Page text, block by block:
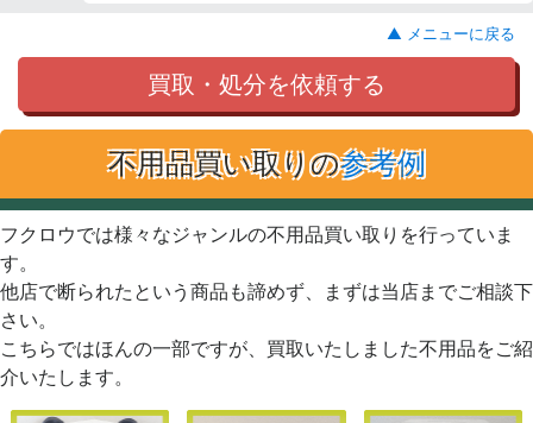
▲ メニューに戻る
買取・処分を依頼する
不用品買い取りの参考例
フクロウでは様々なジャンルの不用品買い取りを行っていま
す。
他店で断られたという商品も諦めず、まずは当店までご相談下
さい。
こちらではほんの一部ですが、買取いたしました不用品をご紹
介いたします。